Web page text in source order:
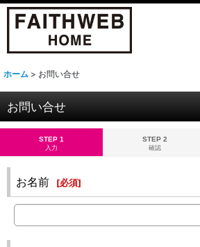
ホーム > お問い合せ
お問い合せ
STEP 1
入力
STEP 2
確認
お名前 [必須]